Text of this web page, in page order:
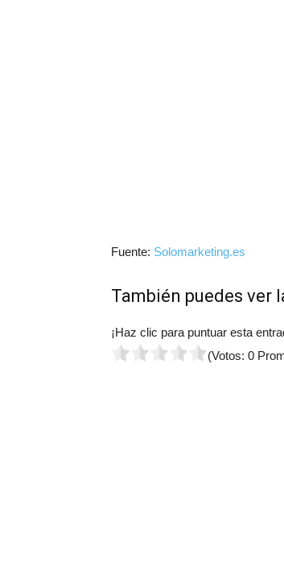
Fuente: Solomarketing.es
También puedes ver
¡Haz clic para puntuar esta
(Votos: 0